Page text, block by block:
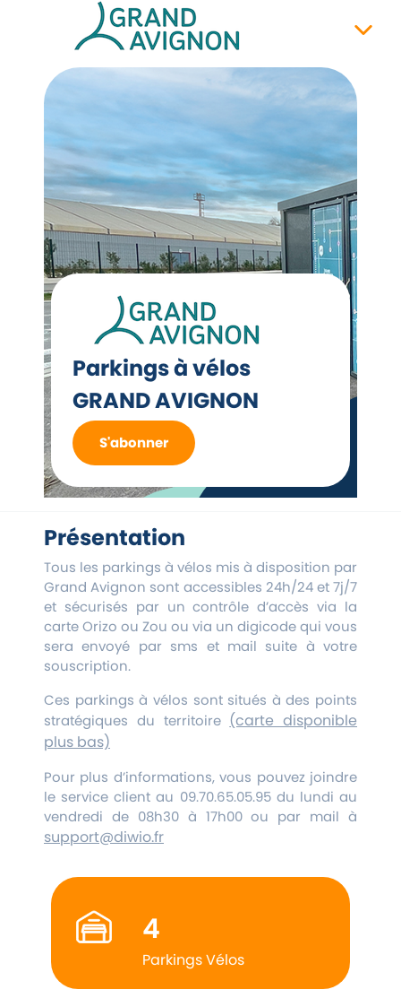
Parkings à vélos
GRAND AVIGNON
S'abonner
Présentation
Tous les parkings à vélos mis à disposition par
Grand Avignon sont accessibles 24h/24 et 7j/7
et sécurisés par un contrôle d’accès via la
carte Orizo ou Zou ou via un digicode qui vous
sera envoyé par sms et mail suite à votre
souscription.
Ces parkings à vélos sont situés à des points
stratégiques du territoire (carte disponible
plus bas)
Pour plus d’informations, vous pouvez joindre
le service client au 09.70.65.05.95 du lundi au
vendredi de 08h30 à 17h00 ou par mail à
support@diwio.fr
4
Parkings Vélos